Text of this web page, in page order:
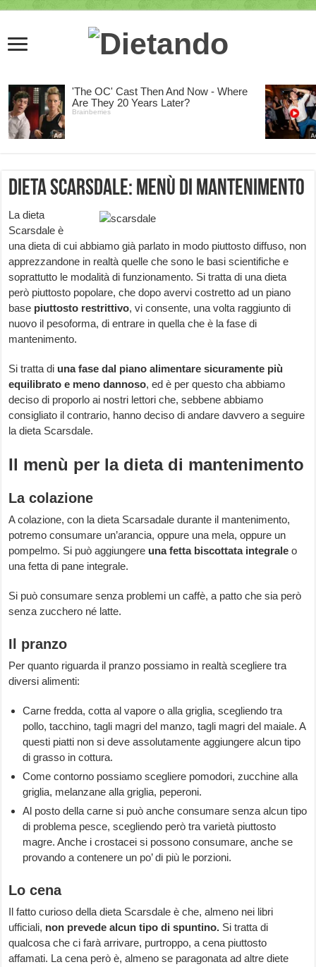
Dieta Scarsdale: menù di mantenimento
La dieta
Scarsdale è
una dieta di cui abbiamo già parlato in modo piuttosto diffuso, non
apprezzandone in realtà quelle che sono le basi scientifiche e
soprattutto le modalità di funzionamento. Si tratta di una dieta
però piuttosto popolare, che dopo avervi costretto ad un piano
base piuttosto restrittivo, vi consente, una volta raggiunto di
nuovo il pesoforma, di entrare in quella che è la fase di
mantenimento.
Si tratta di una fase dal piano alimentare sicuramente più
equilibrato e meno dannoso, ed è per questo cha abbiamo
deciso di proporlo ai nostri lettori che, sebbene abbiamo
consigliato il contrario, hanno deciso di andare davvero a seguire
la dieta Scarsdale.
Il menù per la dieta di mantenimento
La colazione
A colazione, con la dieta Scarsadale durante il mantenimento,
potremo consumare un’arancia, oppure una mela, oppure un
pompelmo. Si può aggiungere una fetta biscottata integrale o
una fetta di pane integrale.
Si può consumare senza problemi un caffè, a patto che sia però
senza zucchero né latte.
Il pranzo
Per quanto riguarda il pranzo possiamo in realtà scegliere tra
diversi alimenti:
Carne fredda, cotta al vapore o alla griglia, scegliendo tra
pollo, tacchino, tagli magri del manzo, tagli magri del maiale. A
questi piatti non si deve assolutamente aggiungere alcun tipo
di grasso in cottura.
Come contorno possiamo scegliere pomodori, zucchine alla
griglia, melanzane alla griglia, peperoni.
Al posto della carne si può anche consumare senza alcun tipo
di problema pesce, scegliendo però tra varietà piuttosto
magre. Anche i crostacei si possono consumare, anche se
provando a contenere un po’ di più le porzioni.
Lo cena
Il fatto curioso della dieta Scarsdale è che, almeno nei libri
ufficiali, non prevede alcun tipo di spuntino. Si tratta di
qualcosa che ci farà arrivare, purtroppo, a cena piuttosto
affamati. La cena però è, almeno se paragonata ad altre diete